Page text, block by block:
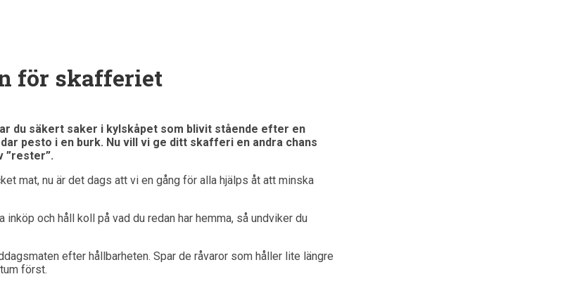
för skafferiet
du säkert saker i kylskåpet som blivit stående efter en
pesto i en burk. Nu vill vi ge ditt skafferi en andra chans
”rester”.
mat, nu är det dags att vi en gång för alla hjälps åt att minska
inköp och håll koll på vad du redan har hemma, så undviker du
efter hållbarheten. Spar de råvaror som håller lite längre
först.